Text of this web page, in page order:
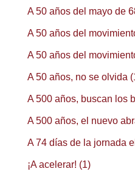
A 50 años del mayo de
A 50 años del
A 50 años del
A 50 años, no se olvida
A 500 años, buscan los
A 500 años, el nuevo
A 74 días de la jornada
¡A acelerar! (1)